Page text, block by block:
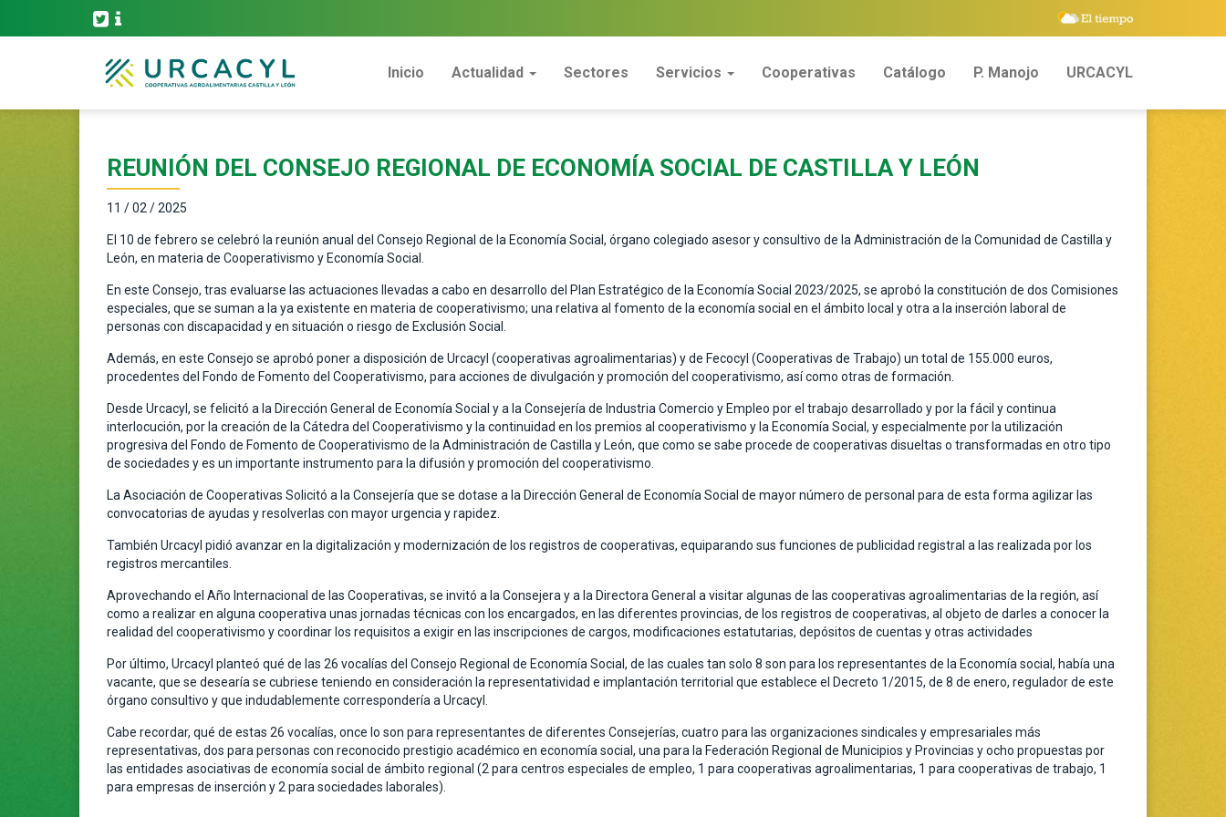
Inicio Actualidad Sectores Servicios Cooperativas Catálogo P. Manojo URCACYL
REUNIÓN DEL CONSEJO REGIONAL DE ECONOMÍA SOCIAL DE CASTILLA Y LEÓN
11 / 02 / 2025
El 10 de febrero se celebró la reunión anual del Consejo Regional de la Economía Social, órgano colegiado asesor y consultivo de la Administración de la Comunidad de Castilla y
León, en materia de Cooperativismo y Economía Social.
En este Consejo, tras evaluarse las actuaciones llevadas a cabo en desarrollo del Plan Estratégico de la Economía Social 2023/2025, se aprobó la constitución de dos Comisiones
especiales, que se suman a la ya existente en materia de cooperativismo; una relativa al fomento de la economía social en el ámbito local y otra a la inserción laboral de
personas con discapacidad y en situación o riesgo de Exclusión Social.
Además, en este Consejo se aprobó poner a disposición de Urcacyl (cooperativas agroalimentarias) y de Fecocyl (Cooperativas de Trabajo) un total de 155.000 euros,
procedentes del Fondo de Fomento del Cooperativismo, para acciones de divulgación y promoción del cooperativismo, así como otras de formación.
Desde Urcacyl, se felicitó a la Dirección General de Economía Social y a la Consejería de Industria Comercio y Empleo por el trabajo desarrollado y por la fácil y continua
interlocución, por la creación de la Cátedra del Cooperativismo y la continuidad en los premios al cooperativismo y la Economía Social, y especialmente por la utilización
progresiva del Fondo de Fomento de Cooperativismo de la Administración de Castilla y León, que como se sabe procede de cooperativas disueltas o transformadas en otro tipo
de sociedades y es un importante instrumento para la difusión y promoción del cooperativismo.
La Asociación de Cooperativas Solicitó a la Consejería que se dotase a la Dirección General de Economía Social de mayor número de personal para de esta forma agilizar las
convocatorias de ayudas y resolverlas con mayor urgencia y rapidez.
También Urcacyl pidió avanzar en la digitalización y modernización de los registros de cooperativas, equiparando sus funciones de publicidad registral a las realizada por los
registros mercantiles.
Aprovechando el Año Internacional de las Cooperativas, se invitó a la Consejera y a la Directora General a visitar algunas de las cooperativas agroalimentarias de la región, así
como a realizar en alguna cooperativa unas jornadas técnicas con los encargados, en las diferentes provincias, de los registros de cooperativas, al objeto de darles a conocer la
realidad del cooperativismo y coordinar los requisitos a exigir en las inscripciones de cargos, modificaciones estatutarias, depósitos de cuentas y otras actividades
Por último, Urcacyl planteó qué de las 26 vocalías del Consejo Regional de Economía Social, de las cuales tan solo 8 son para los representantes de la Economía social, había una
vacante, que se desearía se cubriese teniendo en consideración la representatividad e implantación territorial que establece el Decreto 1/2015, de 8 de enero, regulador de este
órgano consultivo y que indudablemente correspondería a Urcacyl.
Cabe recordar, qué de estas 26 vocalías, once lo son para representantes de diferentes Consejerías, cuatro para las organizaciones sindicales y empresariales más
representativas, dos para personas con reconocido prestigio académico en economía social, una para la Federación Regional de Municipios y Provincias y ocho propuestas por
las entidades asociativas de economía social de ámbito regional (2 para centros especiales de empleo, 1 para cooperativas agroalimentarias, 1 para cooperativas de trabajo, 1
para empresas de inserción y 2 para sociedades laborales).